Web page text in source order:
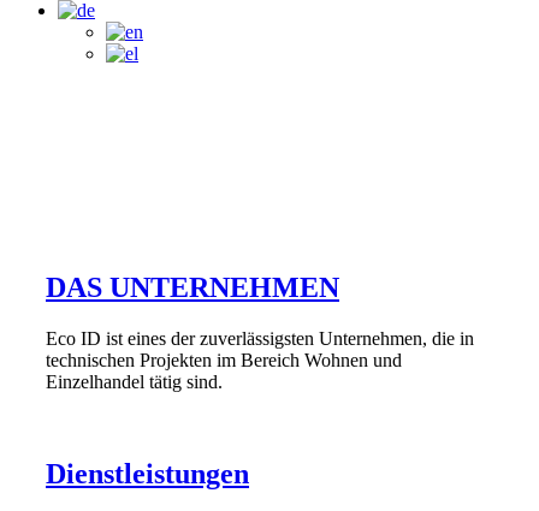
DAS UNTERNEHMEN
Eco ID ist eines der zuverlässigsten Unternehmen, die in
technischen Projekten im Bereich Wohnen und
Einzelhandel tätig sind.
Dienstleistungen